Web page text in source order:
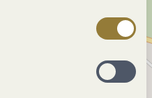
der Auswahl "Alle
in der Nutzung